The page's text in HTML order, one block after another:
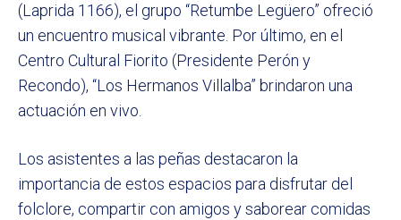
(Laprida 1166), el grupo “Retumbe Legüero” ofreció
un encuentro musical vibrante. Por último, en el
Centro Cultural Fiorito (Presidente Perón y
Recondo), “Los Hermanos Villalba” brindaron una
actuación en vivo.
Los asistentes a las peñas destacaron la
importancia de estos espacios para disfrutar del
folclore, compartir con amigos y saborear comidas